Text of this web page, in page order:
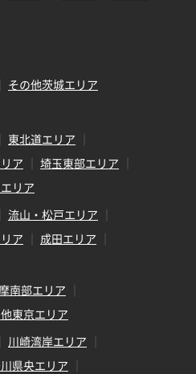
その他茨城エリア
東北道エリア
ア
埼玉東部エリア
リア
流山・松戸エリア
ア
成田エリア
南部エリア
東京エリア
川崎湾岸エリア
県央エリア